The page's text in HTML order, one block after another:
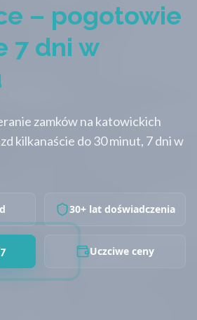
– pogotowie
7 dni w
zamków na katowickich
kilkanaście do 30 minut, 7 dni w
30+ lat doświadczenia
Uczciwe ceny